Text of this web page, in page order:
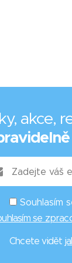
akce,
Souhlasím
se
Chcete vidět